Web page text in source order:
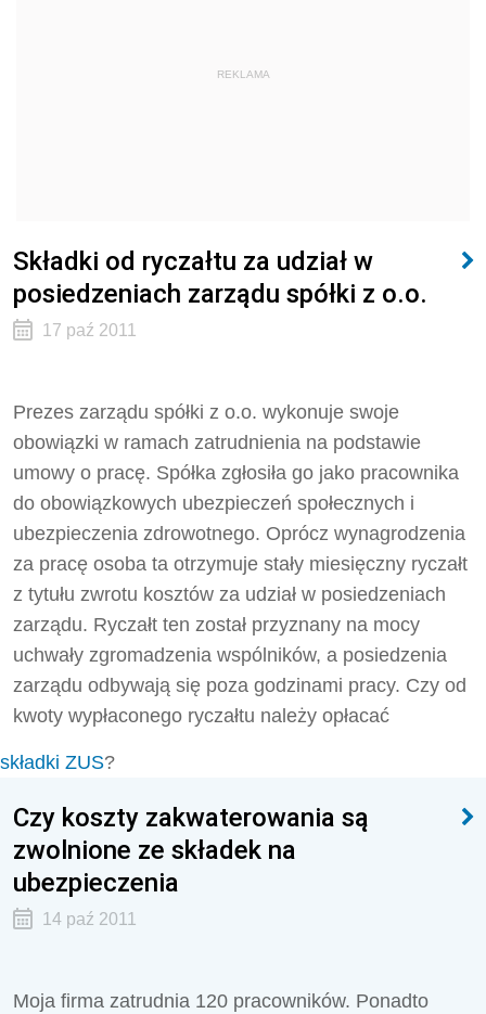
REKLAMA
Składki od ryczałtu za udział w
posiedzeniach zarządu spółki z o.o.
17 paź 2011
Prezes zarządu spółki z o.o. wykonuje swoje
obowiązki w ramach zatrudnienia na podstawie
umowy o pracę. Spółka zgłosiła go jako pracownika
do obowiązkowych ubezpieczeń społecznych i
ubezpieczenia zdrowotnego. Oprócz wynagrodzenia
za pracę osoba ta otrzymuje stały miesięczny ryczałt
z tytułu zwrotu kosztów za udział w posiedzeniach
zarządu. Ryczałt ten został przyznany na mocy
uchwały zgromadzenia wspólników, a posiedzenia
zarządu odbywają się poza godzinami pracy. Czy od
kwoty wypłaconego ryczałtu należy opłacać
składki ZUS?
Czy koszty zakwaterowania są
zwolnione ze składek na
ubezpieczenia
14 paź 2011
Moja firma zatrudnia 120 pracowników. Ponadto